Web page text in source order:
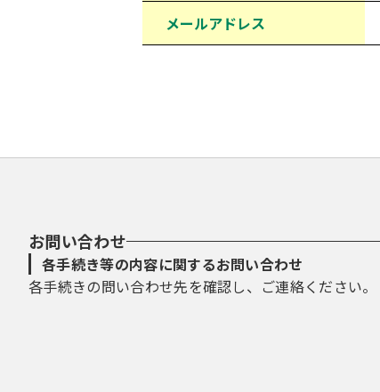
メールアドレス
お問い合わせ
各手続き等の内容に関するお問い合わせ
各手続きの問い合わせ先を確認し、ご連絡ください。